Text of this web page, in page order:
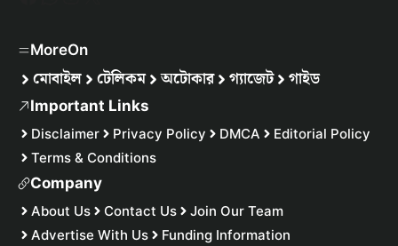
MoreOn
মোবাইল টেলিকম অটোকার গ্যাজেট গাইড
Important Links
Disclaimer Privacy Policy DMCA
Editorial Policy
Terms & Conditions
Company
About Us Contact Us
Join Our Team
Advertise With Us
Funding Information